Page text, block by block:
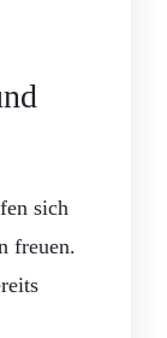
sich
freuen.